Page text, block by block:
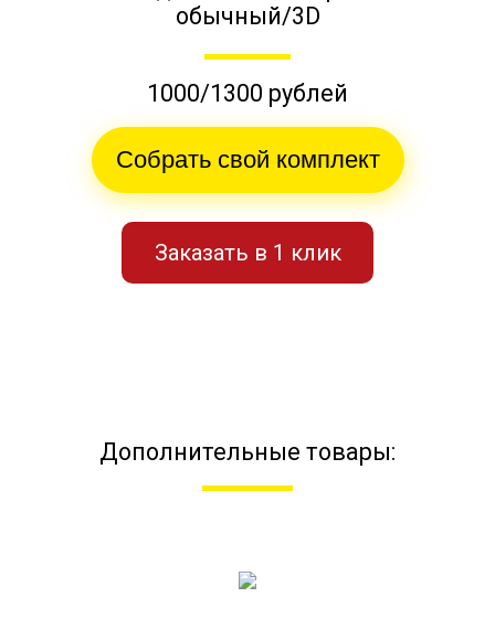
обычный/3D
1000/1300 рублей
Собрать свой комплект
Заказать в 1 клик
Дополнительные товары: